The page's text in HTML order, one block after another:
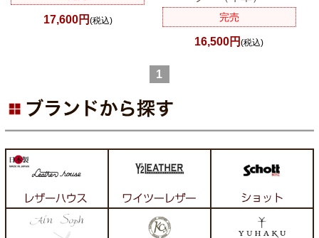
17,600円 (税込) 完売
16,500円(税込)
1